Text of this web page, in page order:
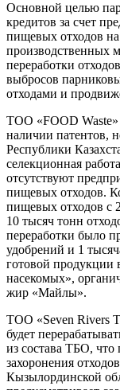
Основной целью
кредитов за счет
пищевых отходов
производственных
переработки
выбросов
отходами и
ТОО «FOOD Waste»
наличии патентов,
Республики
селекционная
отсутствуют
пищевых отходов.
пищевых отходов с
10 тысяч тонн
переработки было
удобрений и 1
готовой продукции
насекомых»,
жир «Майлы».
ТОО «Seven Rivers
будет
из состава ТБО, что
захоронения
Кызылординской